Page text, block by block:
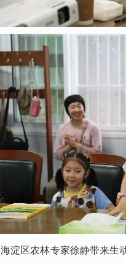
海淀区农林专家徐静带来生